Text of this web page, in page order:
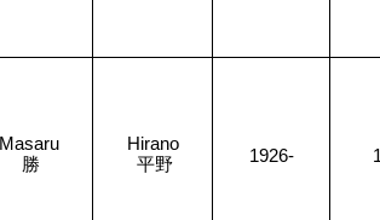
Masaru
勝
Hirano
平野
1926-